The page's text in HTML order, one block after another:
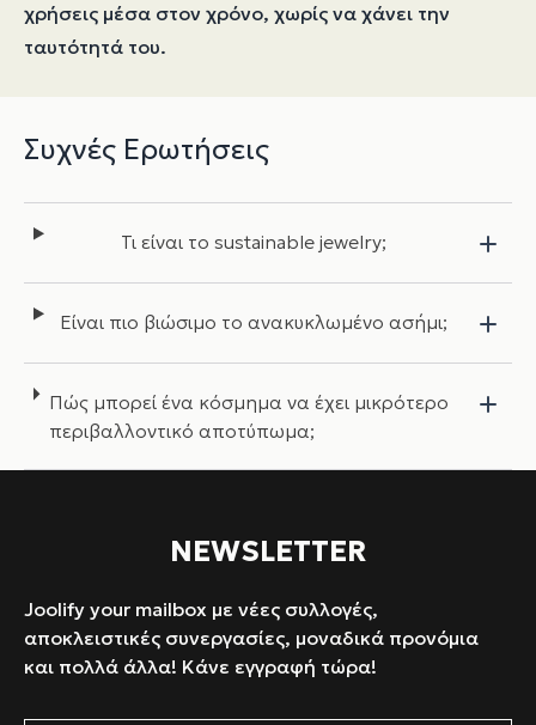
χρήσεις μέσα στον χρόνο, χωρίς να χάνει την
ταυτότητά του.
Συχνές Ερωτήσεις
Τι είναι το sustainable jewelry;
Είναι πιο βιώσιμο το ανακυκλωμένο ασήμι;
Πώς μπορεί ένα κόσμημα να έχει μικρότερο
περιβαλλοντικό αποτύπωμα;
NEWSLETTER
Joolify your mailbox με νέες συλλογές,
αποκλειστικές συνεργασίες, μοναδικά προνόμια
και πολλά άλλα! Κάνε εγγραφή τώρα!